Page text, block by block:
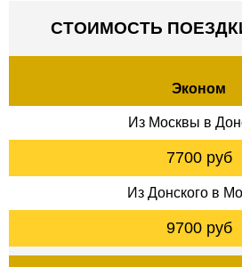
СТОИМОСТЬ
Эконом
Из Москвы в
7700 руб
Из Донского в
9700 руб